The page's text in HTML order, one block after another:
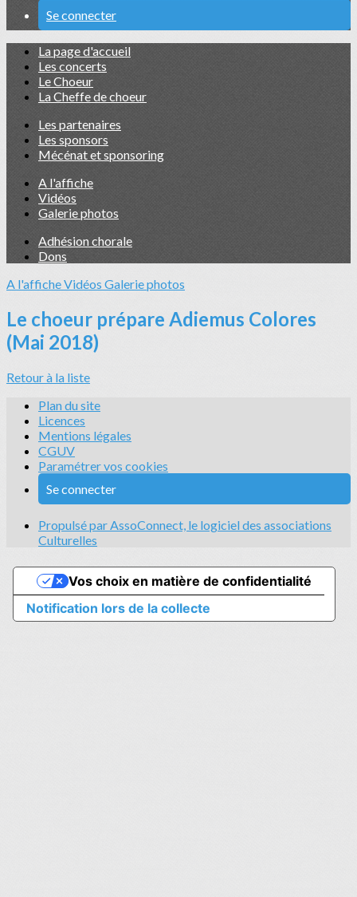
Se connecter
La page d'accueil
Les concerts
Le Choeur
La Cheffe de choeur
Les partenaires
Les sponsors
Mécénat et sponsoring
A l'affiche
Vidéos
Galerie photos
Adhésion chorale
Dons
A l'afficheVidéos Galerie photos
Le choeur prépare Adiemus Colores
(Mai 2018)
Retour à la liste
Plan du site
Licences
Mentions légales
CGUV
Paramétrer vos cookies
Se connecter
Propulsé par AssoConnect, le logiciel des associations
Culturelles
Notification lors de la collecte
Vos choix en matière de confidentialité